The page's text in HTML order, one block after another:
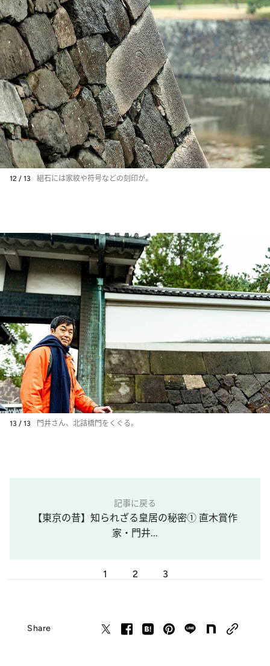
12 / 13 組石には家紋や符号などの刻印が。
13 / 13 門井さん、北詰橋門をくぐる。
記事に戻る
【東京の昔】知られざる皇居の秘密① 直木賞作
家・門井...
1 2 3
Share